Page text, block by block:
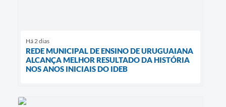
Há 2 dias
REDE MUNICIPAL DE ENSINO DE URUGUAIANA
ALCANÇA MELHOR RESULTADO DA HISTÓRIA
NOS ANOS INICIAIS DO IDEB